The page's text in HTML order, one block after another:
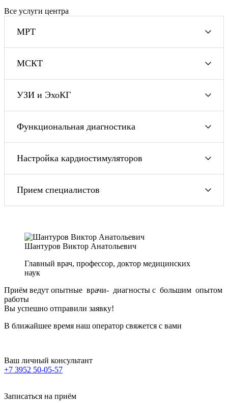
Все услуги центра
МРТ
МСКТ
УЗИ и ЭхоКГ
Функциональная диагностика
Настройка кардиостимуляторов
Прием специалистов
Шантуров Виктор Анатольевич
Главный врач, профессор, доктор медицинских
наук
Приём ведут опытные врачи- диагносты с большим опытом
работы
Вы успешно отправили заявку!
В ближайшее время наш оператор свяжется с вами
Ваш личный консультант
+7 3952 50-05-57
Записаться на приём